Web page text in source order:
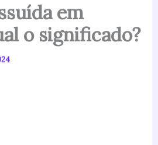
em
o significado?